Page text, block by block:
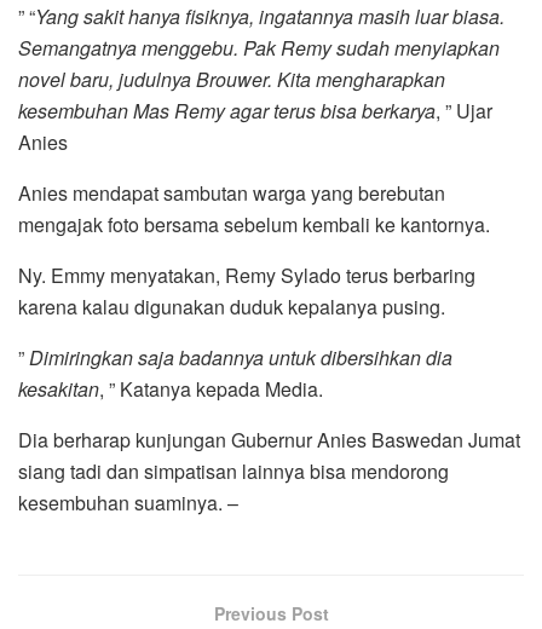
” “Yang sakit hanya fisiknya, ingatannya masih luar biasa.
Semangatnya menggebu. Pak Remy sudah menyiapkan
novel baru, judulnya Brouwer. Kita mengharapkan
kesembuhan Mas Remy agar terus bisa berkarya, ” Ujar
Anies
Anies mendapat sambutan warga yang berebutan
mengajak foto bersama sebelum kembali ke kantornya.
Ny. Emmy menyatakan, Remy Sylado terus berbaring
karena kalau digunakan duduk kepalanya pusing.
” Dimiringkan saja badannya untuk dibersihkan dia
kesakitan, ” Katanya kepada Media.
Dia berharap kunjungan Gubernur Anies Baswedan Jumat
siang tadi dan simpatisan lainnya bisa mendorong
kesembuhan suaminya. –
Previous Post